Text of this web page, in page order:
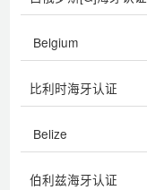
Belgium
比利时海牙认证
Belize
伯利兹海牙认证